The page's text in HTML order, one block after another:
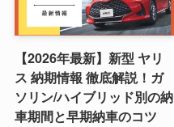
【2026年最新】新型 ヤリ
ス 納期情報 徹底解説！ガ
ソリン/ハイブリッド別の納
車期間と早期納車のコツ